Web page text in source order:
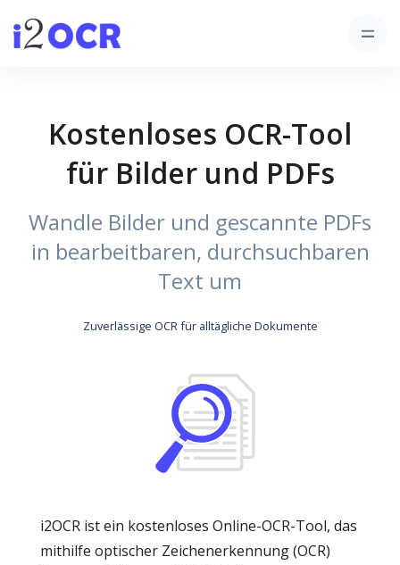
Kostenloses OCR-Tool
für Bilder und PDFs
Wandle Bilder und gescannte PDFs
in bearbeitbaren, durchsuchbaren
Text um
Zuverlässige OCR für alltägliche Dokumente
i2OCR ist ein kostenloses Online-OCR-Tool, das
mithilfe optischer Zeichenerkennung (OCR)